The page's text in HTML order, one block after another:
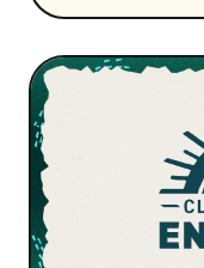
Post Link